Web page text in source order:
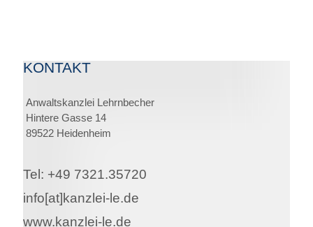
KONTAKT
Anwaltskanzlei Lehrnbecher
Hintere Gasse 14
89522 Heidenheim
Tel: +49 7321.35720
info[at]kanzlei-le.de
www.kanzlei-le.de